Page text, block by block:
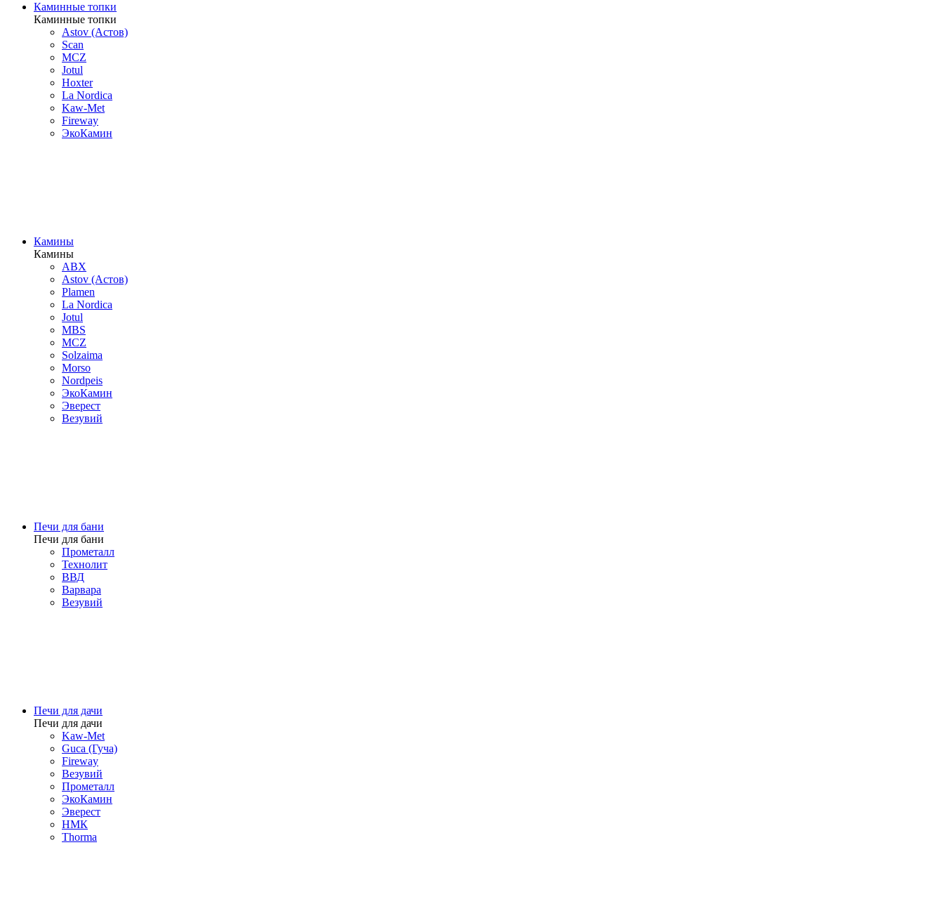
Каминные топки
Каминные топки
Astov (Астов)
Scan
MCZ
Jotul
Hoxter
La Nordica
Kaw-Met
Fireway
ЭкоКамин
Камины
Камины
ABX
Astov (Астов)
Plamen
La Nordica
Jotul
MBS
MCZ
Solzaima
Morso
Nordpeis
ЭкоКамин
Эверест
Везувий
Печи для бани
Печи для бани
Прометалл
Технолит
ВВД
Варвара
Везувий
Печи для дачи
Печи для дачи
Kaw-Met
Guca (Гуча)
Fireway
Везувий
Прометалл
ЭкоКамин
Эверест
НМК
Thorma